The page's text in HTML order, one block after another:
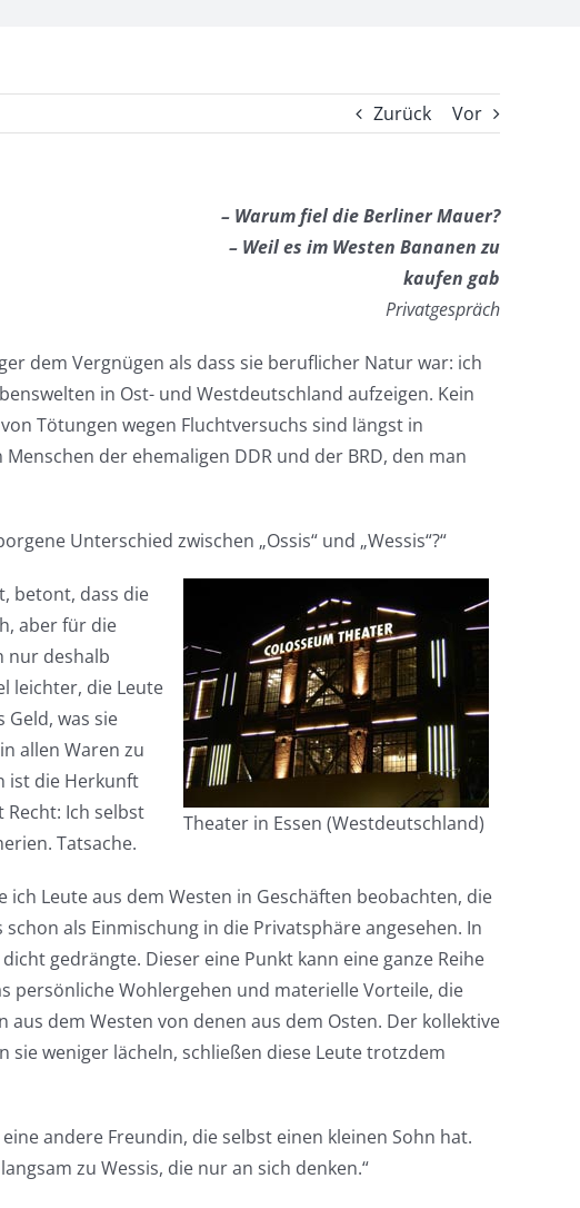
Zurück Vor
– Warum fiel die Berliner Mauer?
– Weil es im Westen Bananen zu
kaufen gab
Privatgespräch
dem Vergnügen als dass sie beruflicher Natur war: ich
in Ost- und Westdeutschland aufzeigen. Kein
Tötungen wegen Fluchtversuchs sind längst in
der ehemaligen DDR und der BRD, den man
Unterschied zwischen „Ossis“ und „Wessis“?“
Theater in Essen (Westdeutschland)
betont, dass die
aber für die
nur deshalb
leichter, die Leute
was sie
allen Waren zu
ist die Herkunft
Ich selbst
Tatsache.
Leute aus dem Westen in Geschäften beobachten, die
als Einmischung in die Privatsphäre angesehen. In
gedrängte. Dieser eine Punkt kann eine ganze Reihe
persönliche Wohlergehen und materielle Vorteile, die
dem Westen von denen aus dem Osten. Der kollektive
sie weniger lächeln, schließen diese Leute trotzdem
andere Freundin, die selbst einen kleinen Sohn hat.
zu Wessis, die nur an sich denken.“